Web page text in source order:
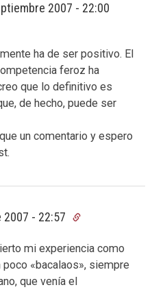
2007 - 22:00
ha de ser positivo. El
feroz ha
que lo definitivo es
de hecho, puede ser
un comentario y espero
- 22:57
mi experiencia como
«bacalaos», siempre
que venía el